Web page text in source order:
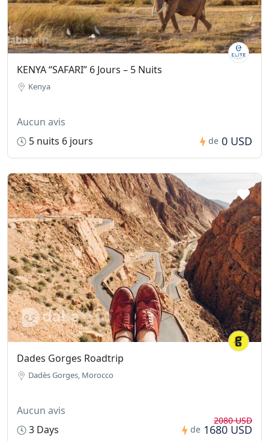
KENYA “SAFARI” 6 Jours – 5 Nuits
Kenya
Aucun avis
5 nuits 6 jours
de 0 USD
Dades Gorges Roadtrip
Dadès Gorges, Morocco
Aucun avis
3 Days
de
2080 USD
1680 USD